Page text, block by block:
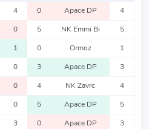
4 0 Apace DP 4
0 5 NK Emmi Bi 5
1 0 Ormoz 1
0 3 Apace DP 3
0 4 NK Zavrc 4
0 5 Apace DP 5
3 0 Apace DP 3